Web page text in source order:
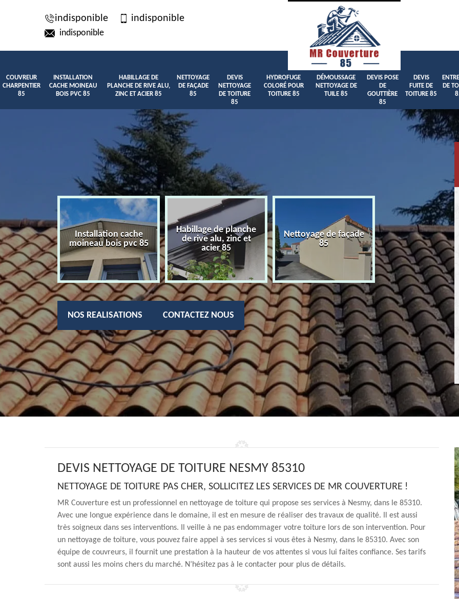
indisponible indisponible
indisponible
COUVREUR
CHARPENTIER
85
INSTALLATION
CACHE MOINEAU
BOIS PVC 85
HABILLAGE DE
PLANCHE DE RIVE ALU,
ZINC ET ACIER 85
NETTOYAGE
DE FAÇADE
85
DEVIS
NETTOYAGE
DE TOITURE
85
HYDROFUGE
COLORÉ POUR
TOITURE 85
DÉMOUSSAGE
NETTOYAGE DE
TUILE 85
DEVIS POSE
DE
GOUTTIÈRE
85
DEVIS
FUITE DE
TOITURE 85
DE
Installation cache
moineau bois pvc 85
Habillage de planche
de rive alu, zinc et
acier 85
Nettoyage de façade
85
Devis nettoyage
toiture 85
NOS REALISATIONS CONTACTEZ NOUS
DEVIS NETTOYAGE DE TOITURE NESMY 85310
NETTOYAGE DE TOITURE PAS CHER, SOLLICITEZ LES SERVICES DE MR COUVERTURE !
MR Couverture est un professionnel en nettoyage de toiture qui propose ses services à Nesmy, dans le 85310.
Avec une longue expérience dans le domaine, il est en mesure de réaliser des travaux de qualité. Il est aussi
très soigneux dans ses interventions. Il veille à ne pas endommager votre toiture lors de son intervention. Pour
un nettoyage de toiture, vous pouvez faire appel à ses services si vous êtes à Nesmy, dans le 85310. Avec son
équipe de couvreurs, il fournit une prestation à la hauteur de vos attentes si vous lui faites confiance. Ses tarifs
sont aussi les moins chers du marché. N’hésitez pas à le contacter pour plus de détails.